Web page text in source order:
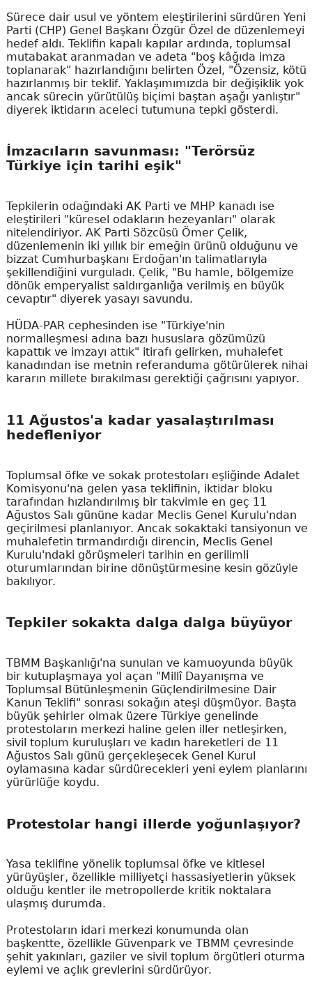
Sürece dair usul ve yöntem eleştirilerini sürdüren Yeni
Parti (CHP) Genel Başkanı Özgür Özel de düzenlemeyi
hedef aldı. Teklifin kapalı kapılar ardında, toplumsal
mutabakat aranmadan ve adeta "boş kâğıda imza
toplanarak" hazırlandığını belirten Özel, "Özensiz, kötü
hazırlanmış bir teklif. Yaklaşımımızda bir değişiklik yok
ancak sürecin yürütülüş biçimi baştan aşağı yanlıştır"
diyerek iktidarın aceleci tutumuna tepki gösterdi.
İmzacıların savunması: "Terörsüz
Türkiye için tarihi eşik"
Tepkilerin odağındaki AK Parti ve MHP kanadı ise
eleştirileri "küresel odakların hezeyanları" olarak
nitelendiriyor. AK Parti Sözcüsü Ömer Çelik,
düzenlemenin iki yıllık bir emeğin ürünü olduğunu ve
bizzat Cumhurbaşkanı Erdoğan'ın talimatlarıyla
şekillendiğini vurguladı. Çelik, "Bu hamle, bölgemize
dönük emperyalist saldırganlığa verilmiş en büyük
cevaptır" diyerek yasayı savundu.
HÜDA-PAR cephesinden ise "Türkiye'nin
normalleşmesi adına bazı hususlara gözümüzü
kapattık ve imzayı attık" itirafı gelirken, muhalefet
kanadından ise metnin referanduma götürülerek nihai
kararın millete bırakılması gerektiği çağrısını yapıyor.
11 Ağustos'a kadar yasalaştırılması
hedefleniyor
Toplumsal öfke ve sokak protestoları eşliğinde Adalet
Komisyonu'na gelen yasa teklifinin, iktidar bloku
tarafından hızlandırılmış bir takvimle en geç 11
Ağustos Salı gününe kadar Meclis Genel Kurulu'ndan
geçirilmesi planlanıyor. Ancak sokaktaki tansiyonun ve
muhalefetin tırmandırdığı direncin, Meclis Genel
Kurulu'ndaki görüşmeleri tarihin en gerilimli
oturumlarından birine dönüştürmesine kesin gözüyle
bakılıyor.
Tepkiler sokakta dalga dalga büyüyor
TBMM Başkanlığı'na sunulan ve kamuoyunda büyük
bir kutuplaşmaya yol açan "Millî Dayanışma ve
Toplumsal Bütünleşmenin Güçlendirilmesine Dair
Kanun Teklifi" sonrası sokağın ateşi düşmüyor. Başta
büyük şehirler olmak üzere Türkiye genelinde
protestoların merkezi haline gelen iller netleşirken,
sivil toplum kuruluşları ve kadın hareketleri de 11
Ağustos Salı günü gerçekleşecek Genel Kurul
oylamasına kadar sürdürecekleri yeni eylem planlarını
yürürlüğe koydu.
Protestolar hangi illerde yoğunlaşıyor?
Yasa teklifine yönelik toplumsal öfke ve kitlesel
yürüyüşler, özellikle milliyetçi hassasiyetlerin yüksek
olduğu kentler ile metropollerde kritik noktalara
ulaşmış durumda.
Protestoların idari merkezi konumunda olan
başkentte, özellikle Güvenpark ve TBMM çevresinde
şehit yakınları, gaziler ve sivil toplum örgütleri oturma
eylemi ve açlık grevlerini sürdürüyor.